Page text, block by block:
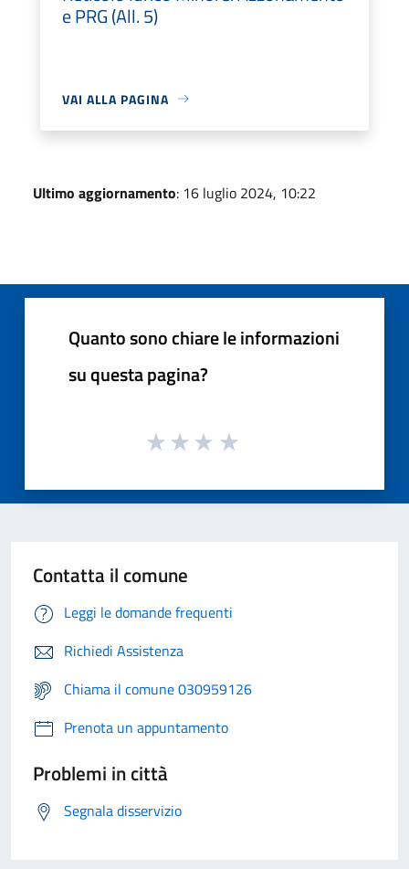
e PRG (All. 5)
VAI ALLA PAGINA
Ultimo aggiornamento: 16 luglio 2024, 10:22
Quanto sono chiare le informazioni
su questa pagina?
Contatta il comune
Leggi le domande frequenti
Richiedi Assistenza
Chiama il comune 030959126
Prenota un appuntamento
Problemi in città
Segnala disservizio